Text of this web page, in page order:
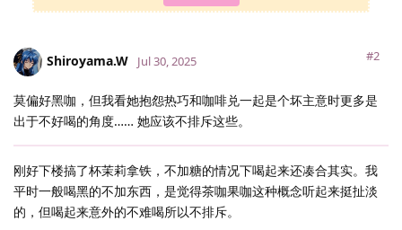
Shiroyama.​W #2
Jul 30, 2025
莫偏好黑咖，但我看她抱怨热巧和咖啡兑一起是个坏主意时更多是
出于不好喝的角度…… 她应该不排斥这些。
刚好下楼搞了杯茉莉拿铁，不加糖的情况下喝起来还凑合其实。我
平时一般喝黑的不加东西，是觉得茶咖果咖这种概念听起来挺扯淡
的，但喝起来意外的不难喝所以不排斥。